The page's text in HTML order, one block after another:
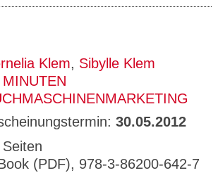
Klem, Sibylle Klem
30.05.2012
(PDF), 978-3-86200-642-7